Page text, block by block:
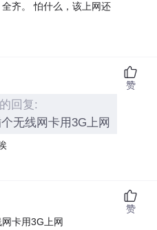
齐。 怕什么，该上网还
回复:
无线网卡用3G上网
赞
卡用3G上网
赞